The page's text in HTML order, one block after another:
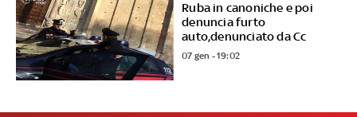
Ruba in canoniche e poi
denuncia furto
auto,denunciato da Cc
07 gen - 19:02